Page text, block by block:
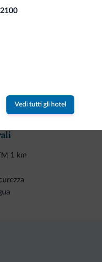
Sun
1 km
Vedi tutti gli hotel